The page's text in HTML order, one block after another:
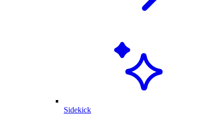
Sidekick